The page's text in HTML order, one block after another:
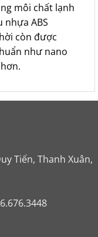
môi chất lạnh
ABS
còn được
như nano
Tiến, Thanh Xuân,